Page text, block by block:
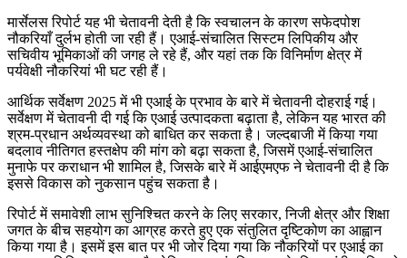
मार्सेलस रिपोर्ट यह भी चेतावनी देती है कि स्वचालन के कारण सफेदपोश
नौकरियाँ दुर्लभ होती जा रही हैं। एआई-संचालित सिस्टम लिपिकीय और
सचिवीय भूमिकाओं की जगह ले रहे हैं, और यहां तक ​​कि विनिर्माण क्षेत्र में
पर्यवेक्षी नौकरियां भी घट रही हैं।
आर्थिक सर्वेक्षण 2025 में भी एआई के प्रभाव के बारे में चेतावनी दोहराई गई।
सर्वेक्षण में चेतावनी दी गई कि एआई उत्पादकता बढ़ाता है, लेकिन यह भारत की
श्रम-प्रधान अर्थव्यवस्था को बाधित कर सकता है। जल्दबाजी में किया गया
बदलाव नीतिगत हस्तक्षेप की मांग को बढ़ा सकता है, जिसमें एआई-संचालित
मुनाफे पर कराधान भी शामिल है, जिसके बारे में आईएमएफ ने चेतावनी दी है कि
इससे विकास को नुकसान पहुंच सकता है।
रिपोर्ट में समावेशी लाभ सुनिश्चित करने के लिए सरकार, निजी क्षेत्र और शिक्षा
जगत के बीच सहयोग का आग्रह करते हुए एक संतुलित दृष्टिकोण का आह्वान
किया गया है। इसमें इस बात पर भी जोर दिया गया कि नौकरियों पर एआई का